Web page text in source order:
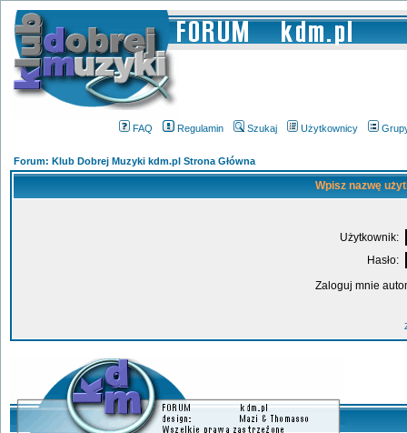
FAQ Regulamin Szukaj Użytkownicy
Forum: Klub Dobrej Muzyki kdm.pl Strona Główna
Wpisz nazwę
Użytkownik:
Hasło:
Zaloguj mnie